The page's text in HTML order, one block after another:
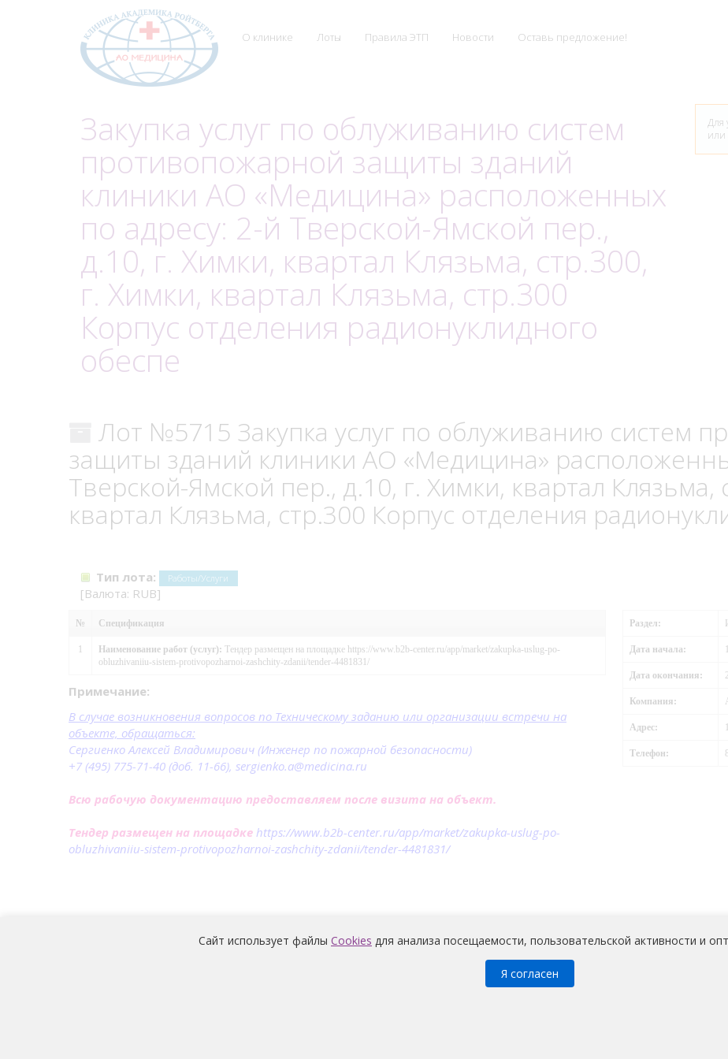
О клинике Лоты Правила ЭТП Новости Оставь предложение!
Закупка услуг по облуживанию систем
противопожарной защиты зданий
клиники АО «Медицина» расположенных
по адресу: 2-й Тверской-Ямской пер.,
д.10, г. Химки, квартал Клязьма, стр.300,
г. Химки, квартал Клязьма, стр.300
Корпус отделения радионуклидного
обеспе
Для
или
Лот №5715 Закупка услуг по облуживанию систем
защиты зданий клиники АО «Медицина»
Тверской-Ямской пер., д.10, г. Химки, квартал Клязьма,
квартал Клязьма, стр.300 Корпус отделения
Тип лота: Работы/Услуги
[Валюта: RUB]
№ Спецификация
Наименование работ (услуг): Тендер размещен на площадке https://www.b2b-center.ru/app/market/zakupka-uslug-po-
obluzhivaniiu-sistem-protivopozharnoi-zashchity-zdanii/tender-4481831/
Примечание:
В случае возникновения вопросов по Техническому заданию или организации встречи на
объекте, обращаться:
Сергиенко Алексей Владимирович (Инженер по пожарной безопасности)
+7 (495) 775-71-40 (доб. 11-66), sergienko.a@medicina.ru
Всю рабочую документацию предоставляем после визита на объект.
Тендер размещен на площадке https://www.b2b-center.ru/app/market/zakupka-uslug-po-
obluzhivaniiu-sistem-protivopozharnoi-zashchity-zdanii/tender-4481831/
Раздел:
Дата начала:
Дата окончания:
Компания:
Адрес:
Телефон:
Сайт использует файлы Cookies для анализа посещаемости, пользовательской активности и
Я согласен